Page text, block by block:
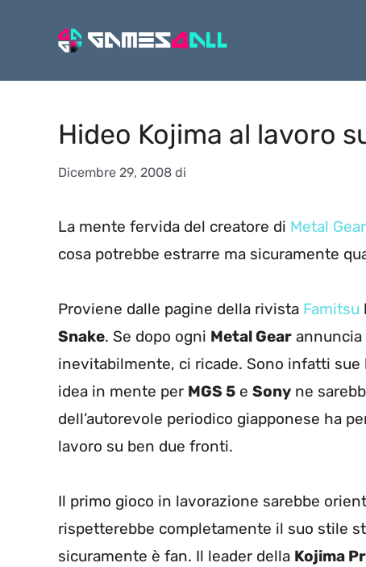
Hideo Kojima al lavoro
Dicembre 29, 2008 di
La mente fervida del creatore di Metal
cosa potrebbe estrarre ma sicuramente
Proviene dalle pagine della rivista Famitsu
Snake. Se dopo ogni Metal Gear annuncia
inevitabilmente, ci ricade. Sono infatti
idea in mente per MGS 5 e Sony ne
dell’autorevole periodico giapponese ha
lavoro su ben due fronti.
Il primo gioco in lavorazione sarebbe
rispetterebbe completamente il suo stile
sicuramente è fan. Il leader della Kojima